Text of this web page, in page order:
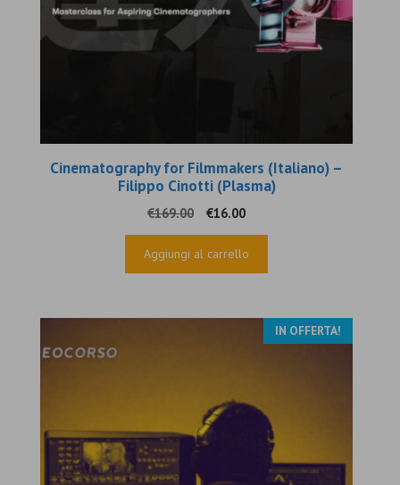
Cinematography for Filmmakers (Italiano) –
Filippo Cinotti (Plasma)
€169.00
Il
prezzo
originale
€16.00Il
prezzo
attuale
Aggiungi al carrello
IN OFFERTA!